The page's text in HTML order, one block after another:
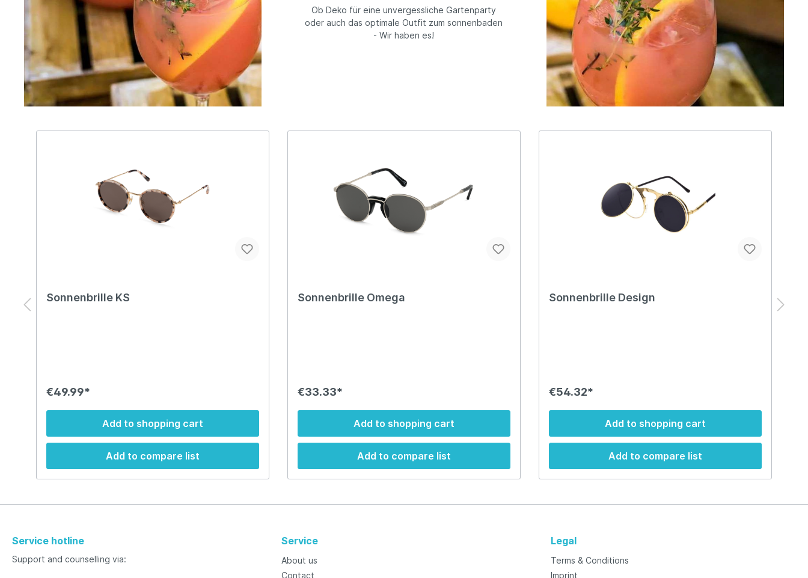
Ob Deko für eine unvergessliche Gartenparty
oder auch das optimale Outfit zum sonnenbaden
- Wir haben es!
Sonnenbrille KS
€49.99*
Add to shopping cart
Add to compare list
Sonnenbrille Omega
€33.33*
Add to shopping cart
Add to compare list
Sonnenbrille Design
€54.32*
Add to shopping cart
Add to compare list
Service hotline
Support and counselling via:
Service
About us
Contact
Legal
Terms & Conditions
Imprint